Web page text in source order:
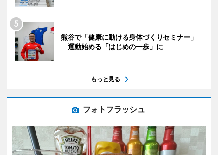
熊谷で「健康に動ける身体づくりセミナー」
運動始める「はじめの一歩」に
もっと見る
フォトフラッシュ